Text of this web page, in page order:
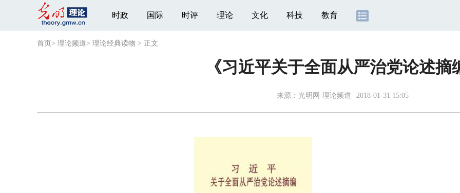
时政 国际 时评 理论 文化 科技 教育
首页 > 理论频道> 理论经典读物 > 正文
《习近平关于全面从严治党论述摘
来源： 光明网-理论频道 2018-01-31 15:05